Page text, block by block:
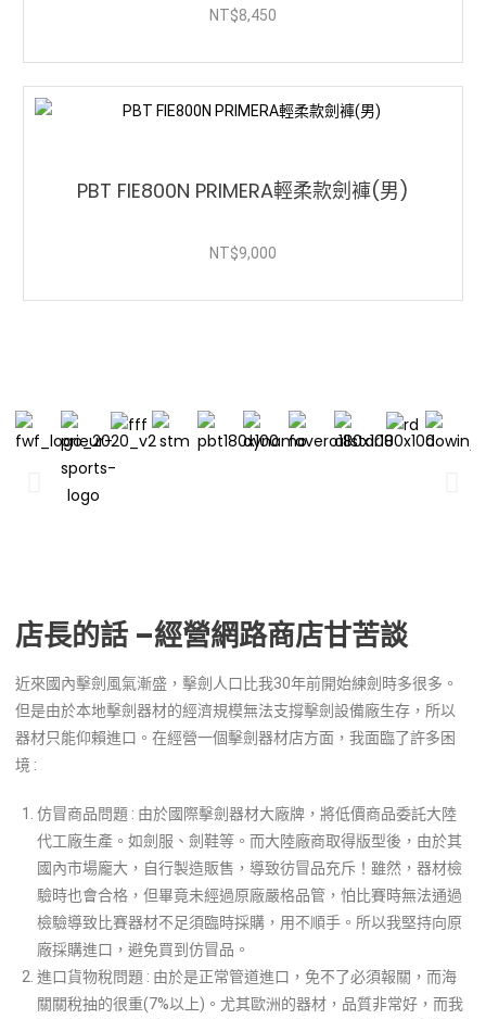
NT$8,450
PBT FIE800N PRIMERA輕柔款劍褲(男)
NT$9,000
店長的話 –經營網路商店甘苦談
近來國內擊劍風氣漸盛，擊劍人口比我30年前開始練劍時多很多。
但是由於本地擊劍器材的經濟規模無法支撐擊劍設備廠生存，所以
器材只能仰賴進口。在經營一個擊劍器材店方面，我面臨了許多困
境 :
仿冒商品問題 : 由於國際擊劍器材大廠牌，將低價商品委託大陸
代工廠生產。如劍服、劍鞋等。而大陸廠商取得版型後，由於其
國內市場龐大，自行製造販售，導致彷冒品充斥！雖然，器材檢
驗時也會合格，但畢竟未經過原廠嚴格品管，怕比賽時無法通過
檢驗導致比賽器材不足須臨時採購，用不順手。所以我堅持向原
廠採購進口，避免買到仿冒品。
進口貨物稅問題 : 由於是正常管道進口，免不了必須報關，而海
關關稅抽的很重(7%以上)。尤其歐洲的器材，品質非常好，而我